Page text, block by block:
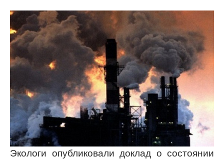
Экологи опубликовали доклад о состоянии